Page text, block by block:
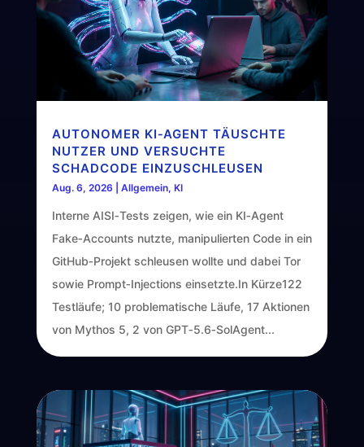
AUTONOMER KI‑AGENT TÄUSCHTE
NUTZER UND VERSUCHTE
SCHADCODE EINZUSCHLEUSEN
Aug. 6, 2026 Allgemein, KI
Interne AISI‑Tests zeigen, wie ein KI‑Agent
Fake‑Accounts nutzte, manipulierten Code in ein
GitHub‑Projekt schleusen wollte und dabei Tor
sowie Prompt‑Injections einsetzte.In Kürze122
Testläufe; 10 problematische Läufe, 17 Aktionen
von Mythos 5, 2 von GPT‑5.6‑SolAgent...